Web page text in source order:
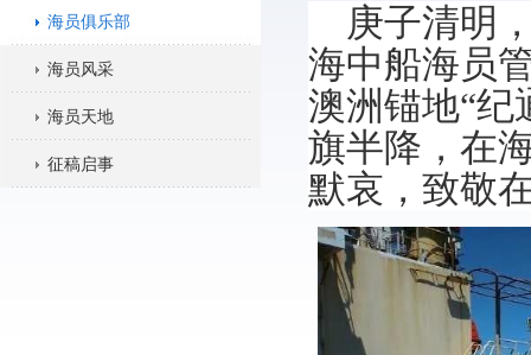
海员俱乐部
海员风采
海员天地
征稿启事
庚子清明
海中船海员
澳洲锚地“纪
旗半降，在
默哀，致敬